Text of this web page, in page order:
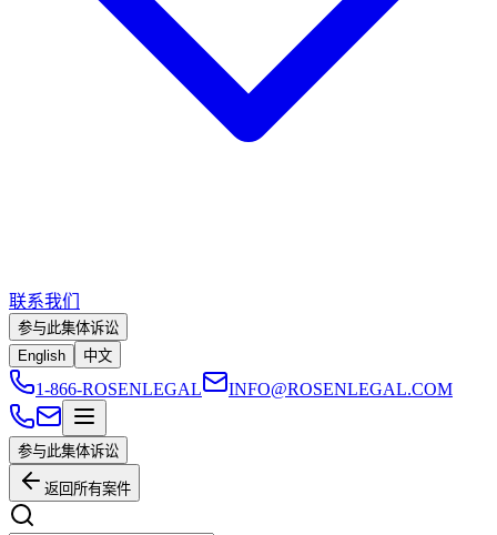
联系我们
参与此集体诉讼
English
中文
1-866-ROSENLEGAL INFO@ROSENLEGAL.COM
参与此集体诉讼
返回所有案件